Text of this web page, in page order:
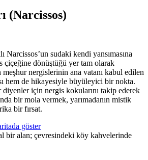
(Narcissos)
Narcissos’un sudaki kendi yansımasına
çiçeğine dönüştüğü yer tam olarak
meşhur nergislerinin ana vatanı kabul edilen
hem de hikayesiyle büyüleyici bir nokta.
diyenler için nergis kokularını takip ederek
bir mola vermek, yarımadanın mistik
bir fırsat.
göster
bir alan; çevresindeki köy kahvelerinde